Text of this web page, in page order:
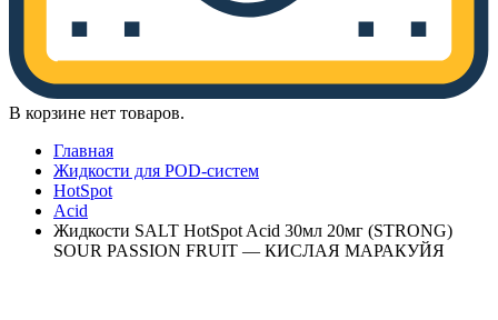
В корзине нет товаров.
Главная
Жидкости для POD-систем
HotSpot
Acid
Жидкости SALT HotSpot Acid 30мл 20мг (STRONG)
SOUR PASSION FRUIT — КИСЛАЯ МАРАКУЙЯ